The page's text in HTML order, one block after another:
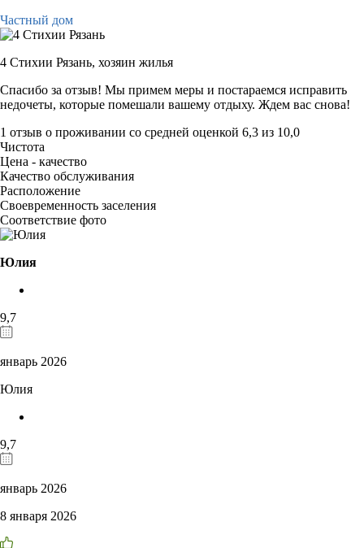
Частный дом
4 Стихии Рязань, хозяин жилья
Спасибо за отзыв! Мы примем меры и постараемся исправить
недочеты, которые помешали вашему отдыху. Ждем вас снова!
1 отзыв о проживании со средней оценкой 6,3 из 10,0
Чистота
Цена - качество
Качество обслуживания
Расположение
Своевременность заселения
Соответствие фото
Юлия
9,7
январь 2026
Юлия
9,7
январь 2026
8 января 2026